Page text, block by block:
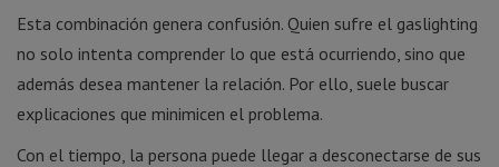
Esta combinación genera confusión. Quien sufre el gaslighting
no solo intenta comprender lo que está ocurriendo, sino que
además desea mantener la relación. Por ello, suele buscar
explicaciones que minimicen el problema.
Con el tiempo, la persona puede llegar a desconectarse de sus